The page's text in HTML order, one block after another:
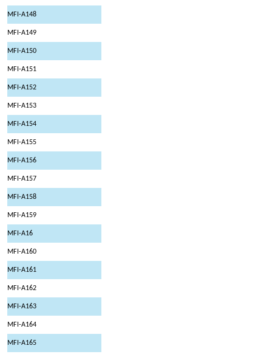
MFI-A148
MFI-A149
MFI-A150
MFI-A151
MFI-A152
MFI-A153
MFI-A154
MFI-A155
MFI-A156
MFI-A157
MFI-A158
MFI-A159
MFI-A16
MFI-A160
MFI-A161
MFI-A162
MFI-A163
MFI-A164
MFI-A165